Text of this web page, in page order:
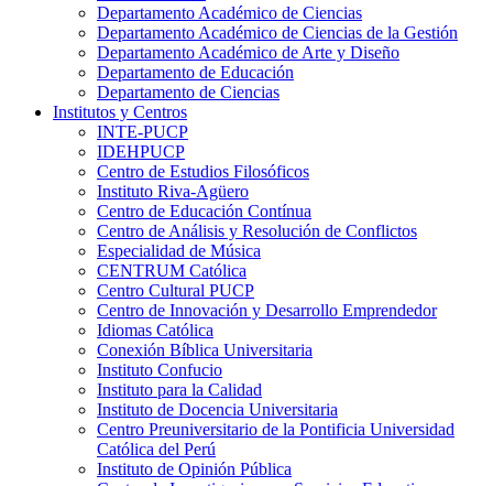
Departamento Académico de Ciencias
Departamento Académico de Ciencias de la Gestión
Departamento Académico de Arte y Diseño
Departamento de Educación
Departamento de Ciencias
Institutos y Centros
INTE-PUCP
IDEHPUCP
Centro de Estudios Filosóficos
Instituto Riva-Agüero
Centro de Educación Contínua
Centro de Análisis y Resolución de Conflictos
Especialidad de Música
CENTRUM Católica
Centro Cultural PUCP
Centro de Innovación y Desarrollo Emprendedor
Idiomas Católica
Conexión Bíblica Universitaria
Instituto Confucio
Instituto para la Calidad
Instituto de Docencia Universitaria
Centro Preuniversitario de la Pontificia Universidad
Católica del Perú
Instituto de Opinión Pública